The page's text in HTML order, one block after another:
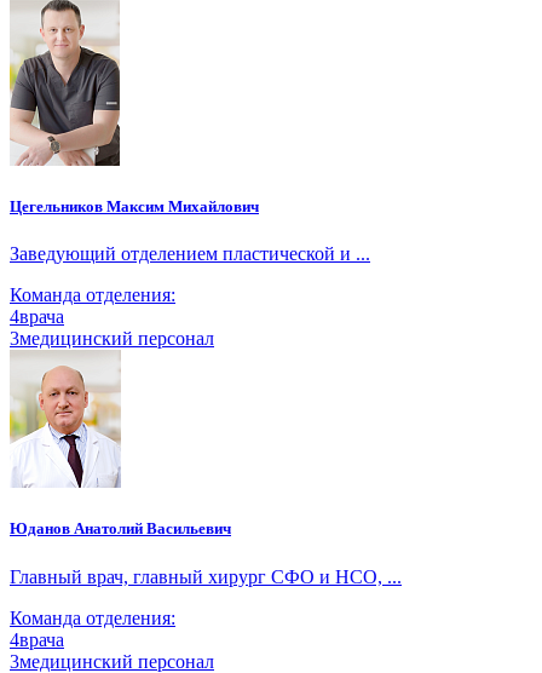
Цегельников Максим Михайлович
Заведующий отделением пластической и ...
Команда отделения:
4врача
3медицинский персонал
Юданов Анатолий Васильевич
Главный врач, главный хирург СФО и НСО, ...
Команда отделения:
4врача
3медицинский персонал